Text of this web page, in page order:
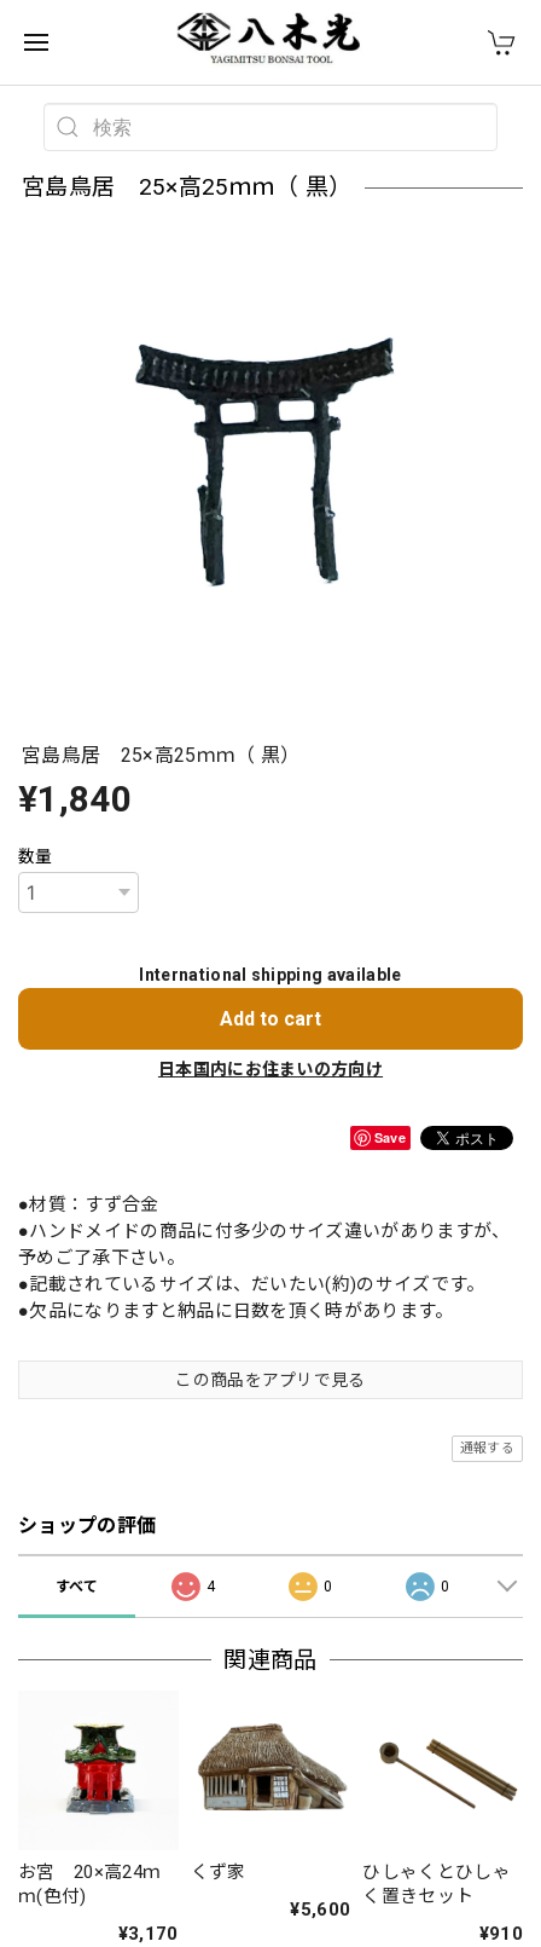
宮島鳥居 25×高25ｍｍ（ 黒）
宮島鳥居 25×高25ｍｍ（ 黒）
¥1,840
数量
International shipping available
Add to cart
日本国内にお住まいの方向け
Save
●材質：すず合金
●ハンドメイドの商品に付多少のサイズ違いがありますが、
予めご了承下さい。
●記載されているサイズは、だいたい(約)のサイズです。
●欠品になりますと納品に日数を頂く時があります。
この商品をアプリで見る
通報する
ショップの評価
すべて 4 0 0
関連商品
お宮 20×高24ｍ
ｍ(色付)
¥3,170
くず家
¥5,600
ひしゃくとひしゃ
く置きセット
¥910